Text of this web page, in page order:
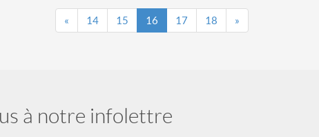
« 14 15 16 17 18 »
à notre infolettre